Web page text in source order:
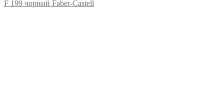
F 199 чорний Faber-Castell